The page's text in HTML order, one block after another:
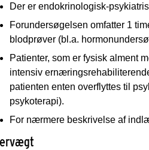
Der er endokrinologisk-
Forundersøgelsen omfatter 1
blodprøver (bl.a.
Patienter, som er fysisk alment
intensiv
patienten enten overflyttes til
psykoterapi).
For nærmere beskrivelse af